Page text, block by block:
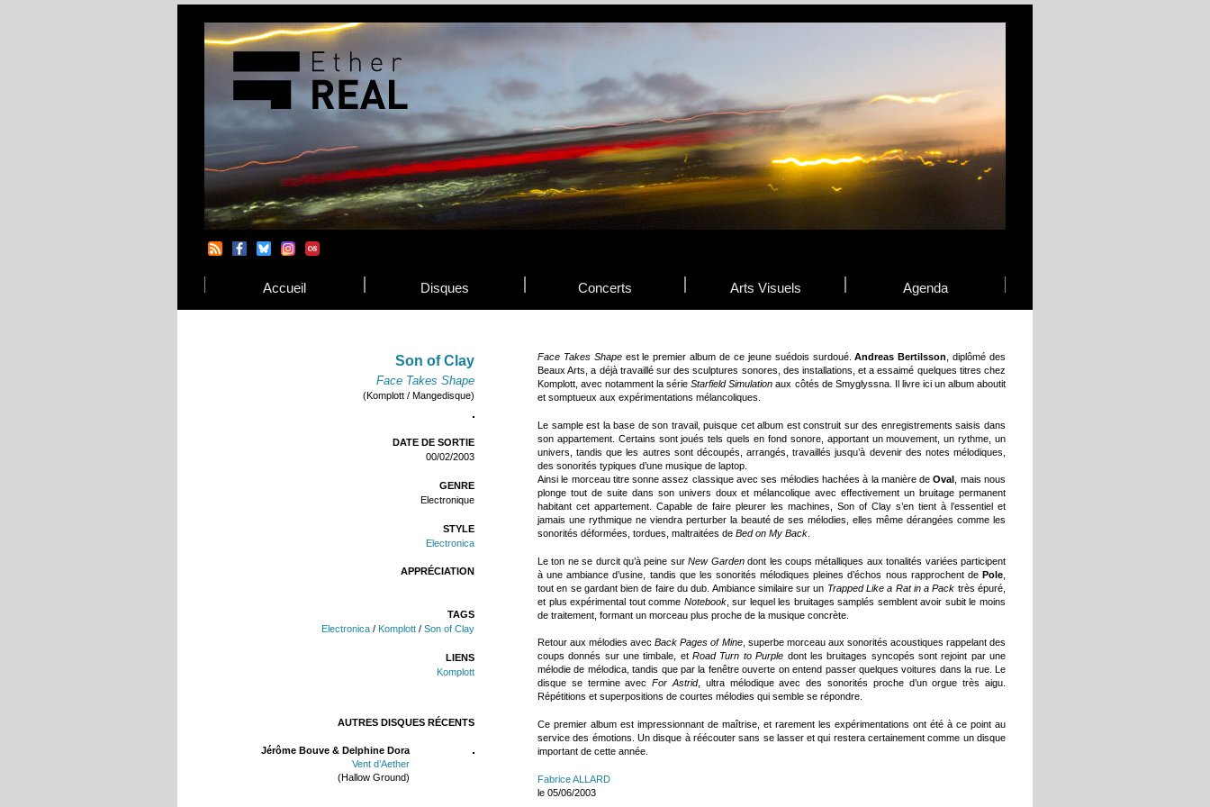
Accueil Disques Concerts Arts Visuels Agenda
Son of Clay
Face Takes Shape
(Komplott / Mangedisque)
DATE DE SORTIE
00/02/2003
GENRE
Electronique
STYLE
Electronica
APPRÉCIATION
TAGS
Electronica / Komplott / Son of Clay
LIENS
Komplott
AUTRES DISQUES RÉCENTS
Jérôme Bouve & Delphine Dora
Vent d’Aether
(Hallow Ground)
Face Takes Shapeest le premier album de ce jeune suédois surdoué.Andreas Bertilsson
, diplômé des
Beaux Arts, a déjà travaillé sur des sculptures sonores, des installations, et a essaimé quelques titres chez
Komplott, avec notamment la sérieStarfield Simulation aux côtés de Smyglyssna. Il livre ici un album aboutit
et somptueux aux expérimentations mélancoliques.
Le sample est la base de son travail, puisque cet album est construit sur des enregistrements saisis dans
son appartement. Certains sont joués tels quels en fond sonore, apportant un mouvement, un rythme, un
univers, tandis que les autres sont découpés, arrangés, travaillés jusqu’à devenir des notes mélodiques,
des sonorités typiques d’une musique de laptop.
Ainsi le morceau titre sonne assez classique avec ses mélodies hachées à la manière deOval , mais nous
plonge tout de suite dans son univers doux et mélancolique avec effectivement un bruitage permanent
habitant cet appartement. Capable de faire pleurer les machines, Son of Clay s’en tient à l’essentiel et
jamais une rythmique ne viendra perturber la beauté de ses mélodies, elles même dérangées comme les
sonorités déformées, tordues, maltraitées de Bed on My Back
Le ton ne se durcit qu’à peine surNew Gardendont les coups métalliques aux tonalités variées participent
à une ambiance d’usine, tandis que les sonorités mélodiques pleines d’échos nous rapprochent de Pole
tout en se gardant bien de faire du dub. Ambiance similaire sur un Trapped Like a Rat in a Pack très épuré,
et plus expérimental tout comme Notebook, sur lequel les bruitages samplés semblent avoir subit le moins
de traitement, formant un morceau plus proche de la musique concrète.
Retour aux mélodies avecBack Pages of Mine, superbe morceau aux sonorités acoustiques rappelant des
coups donnés sur une timbale, etRoad Turn to Purple dont les bruitages syncopés sont rejoint par une
mélodie de mélodica, tandis que par la fenêtre ouverte on entend passer quelques voitures dans la rue. Le
disque se termine avecFor Astrid, ultra mélodique avec des sonorités proche d’un orgue très aigu.
Répétitions et superpositions de courtes mélodies qui semble se répondre.
Ce premier album est impressionnant de maîtrise, et rarement les expérimentations ont été à ce point au
service des émotions. Un disque à réécouter sans se lasser et qui restera certainement comme un disque
important de cette année.
Fabrice ALLARD
le 05/06/2003